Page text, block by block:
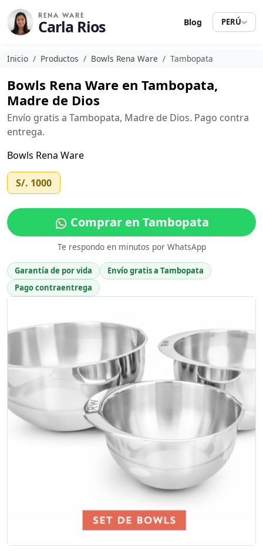
RENA WARE
Carla Rios Blog PERÚ
Inicio Productos Bowls Rena Ware Tambopata
Bowls Rena Ware en Tambopata,
Madre de Dios
Envío gratis a Tambopata, Madre de Dios. Pago contra
entrega.
Bowls Rena Ware
S/. 1000
Comprar en Tambopata
Te respondo en minutos por WhatsApp
Garantía de por vida
Envío gratis a Tambopata
Pago contraentrega